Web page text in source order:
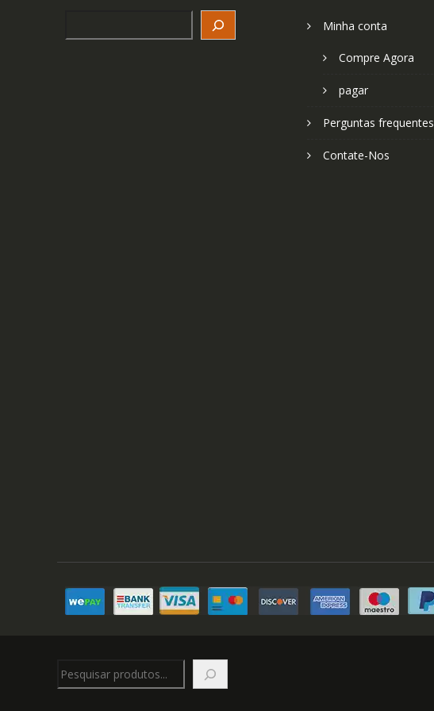
Minha conta
Compre Agora
pagar
Perguntas frequentes
Contate-Nos
Pesquisar